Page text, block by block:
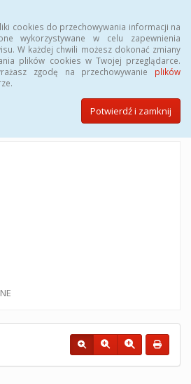
cookies do przechowywania informacji na
wykorzystywane w celu zapewnienia
W każdej chwili możesz dokonać zmiany
plików cookies w Twojej przeglądarce.
zgodę na przechowywanie plików
Potwierdź i zamknij
PUBLICZNEJ
Miasta Opola